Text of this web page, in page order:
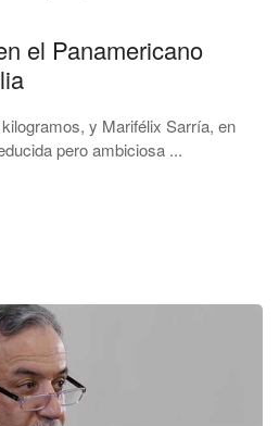
el Panamericano
y Marifélix Sarría, en
pero ambiciosa ...